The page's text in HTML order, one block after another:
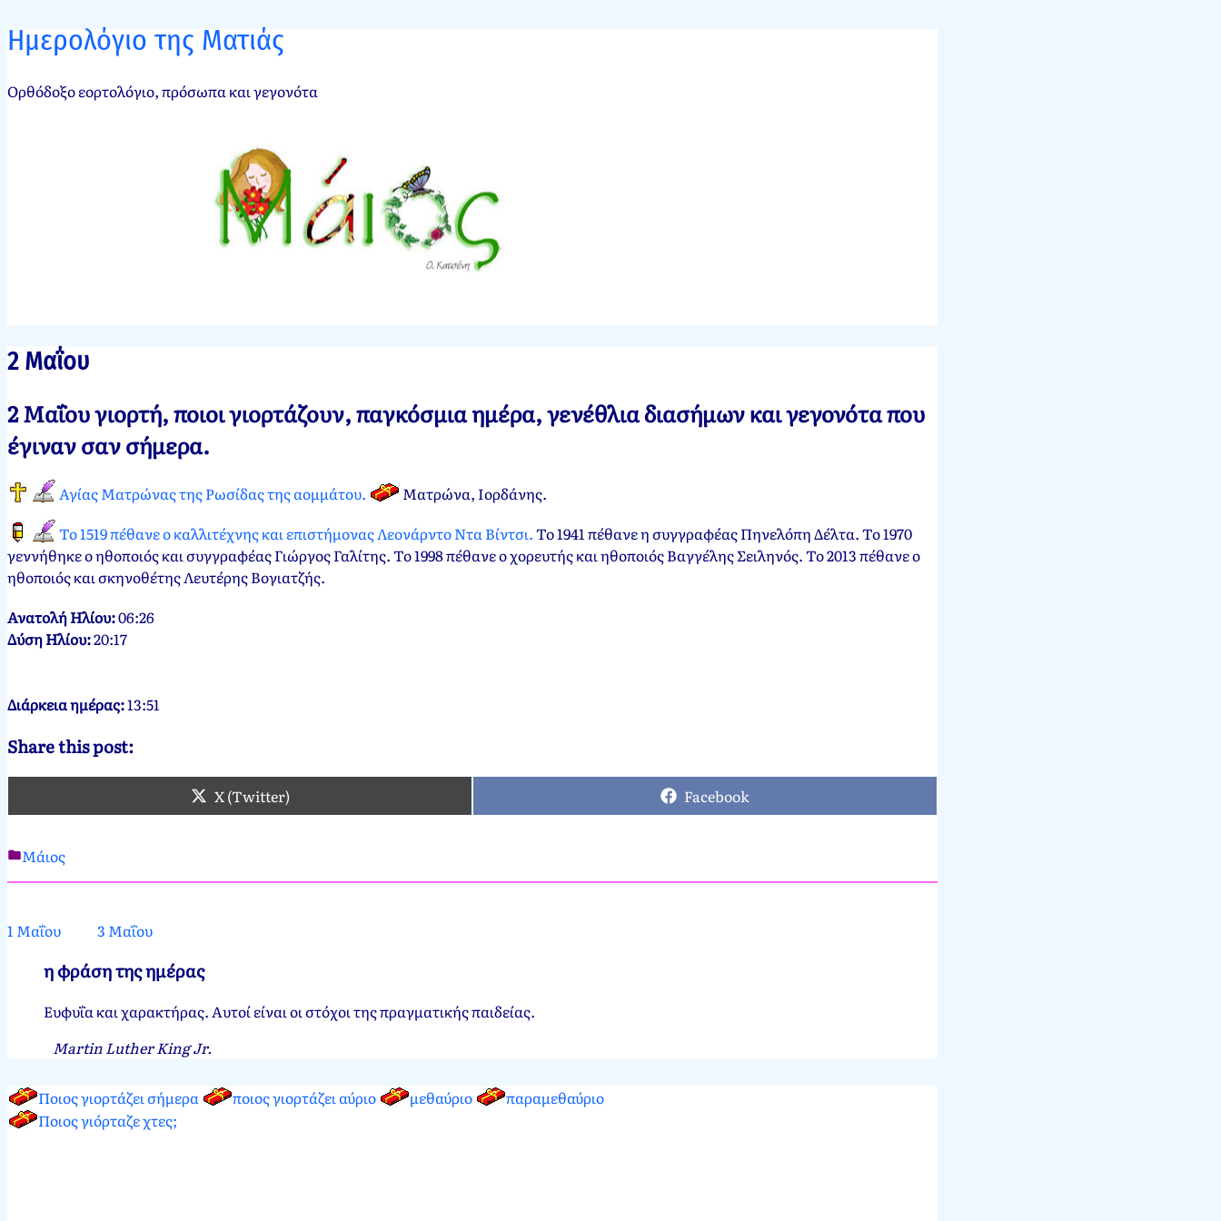
Ημερολόγιο της Ματιάς
Ορθόδοξο εορτολόγιο, πρόσωπα και γεγονότα
2 Μαΐου
Νεκτάριος
Παπασπύρου
Μαΐου,
Φεβρουαρίου,
2023
2 Μαΐου γιορτή, ποιοι γιορτάζουν, παγκόσμια ημέρα, γενέθλια διασήμων και γεγονότα που
έγιναν σαν σήμερα.
Αγίας Ματρώνας της Ρωσίδας της αομμάτου.
Ματρώνα, Ιορδάνης.
Το 1519 πέθανε ο καλλιτέχνης και επιστήμονας Λεονάρντο Ντα Βίντσι.To 1941 πέθανε η συγγραφέας Πηνελόπη Δέλτα. Το 1970
γεννήθηκε ο ηθοποιός και συγγραφέας Γιώργος Γαλίτης. Το 1998 πέθανε ο χορευτής και ηθοποιός Βαγγέλης Σειληνός. Το 2013 πέθανε ο
ηθοποιός και σκηνοθέτης Λευτέρης Βογιατζής.
Ανατολή Ηλίου:06:26
Δύση Ηλίου:20:17
Διάρκεια ημέρας:13:51
Share this post:
X (Twitter) Facebook
Νεκτάριος
2
2012 11
Φεβρουαρίου,
Μάιος
1 Μαΐου 3 Μαΐου
η φράση της ημέρας
Ευφυΐα και χαρακτήρας. Αυτοί είναι οι στόχοι της πραγματικής παιδείας.
Martin Luther King Jr.
Ποιος γιορτάζει σήμερα ποιος γιορτάζει αύριο μεθαύριο
παραμεθαύριο
Ποιος γιόρταζε χτες;